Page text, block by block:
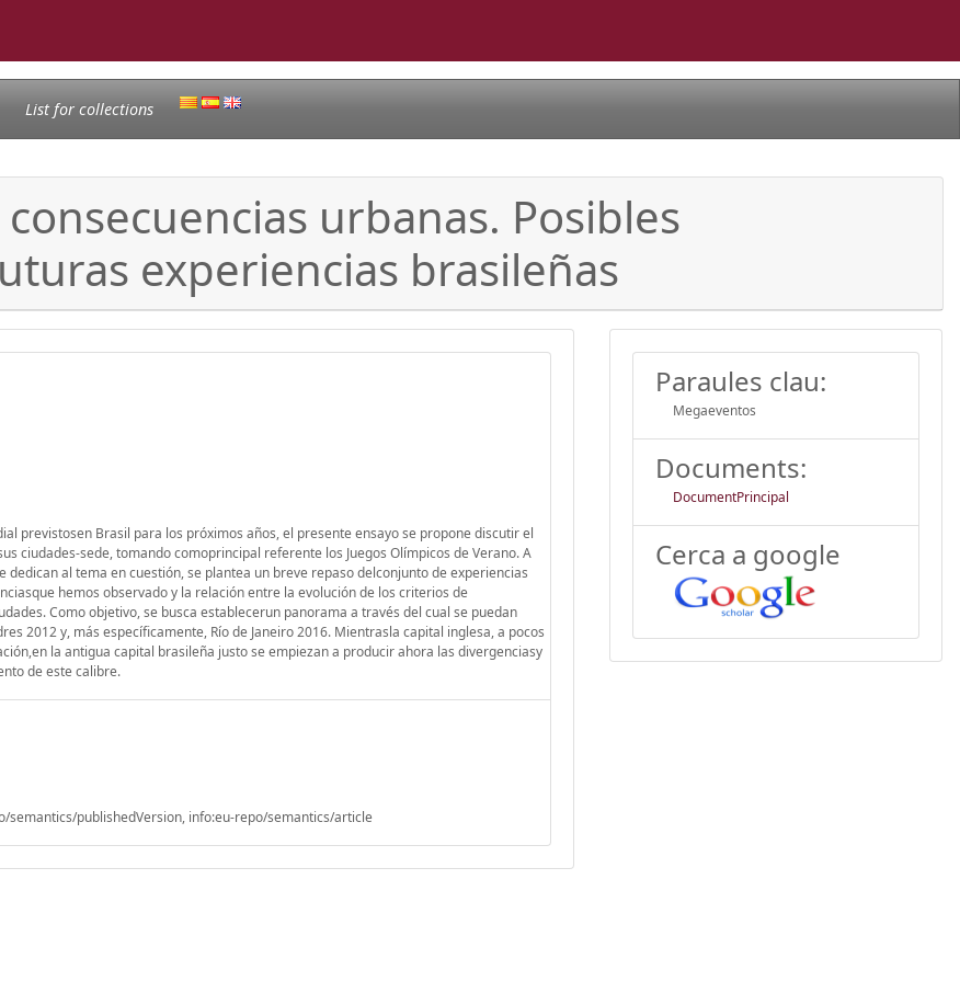
List for collections
urbanas. Posibles
experiencias brasileñas
previstosen Brasil para los próximos años, el presente ensayo se propone discutir el
ciudades-sede, tomando comoprincipal referente los Juegos Olímpicos de Verano. A
al tema en cuestión, se plantea un breve repaso delconjunto de experiencias
hemos observado y la relación entre la evolución de los criterios de
Como objetivo, se busca establecerun panorama a través del cual se puedan
2012 y, más específicamente, Río de Janeiro 2016. Mientrasla capital inglesa, a pocos
la antigua capital brasileña justo se empiezan a producir ahora las divergenciasy
de este calibre.
publishedVersion, info:eu-repo/semantics/article
Paraules clau:
Megaeventos
Documents:
DocumentPrincipal
Cerca a google